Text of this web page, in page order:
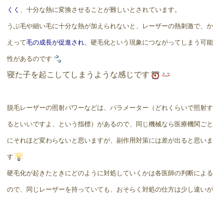
くく 、十分な熱に変換させることが難しいとされています。
うぶ毛や細い毛に十分な熱が加えられないと、レーザーの熱刺激で、か
えって毛の成長が促進され、硬毛化という現象につながってしまう可能
性があるのです
寝た子を起こしてしまうような感じです
脱毛レーザーの照射パワーなどは、パラメーター（どれくらいで照射す
るといいですよ、という指標）があるので、同じ機械なら医療機関ごと
にそれほど変わらないと思いますが、副作用対策には差が出ると思いま
す
硬毛化が起きたときにどのように対処していくかは各医師の判断による
ので、同じレーザーを持っていても、おそらく対処の仕方は少し違いが